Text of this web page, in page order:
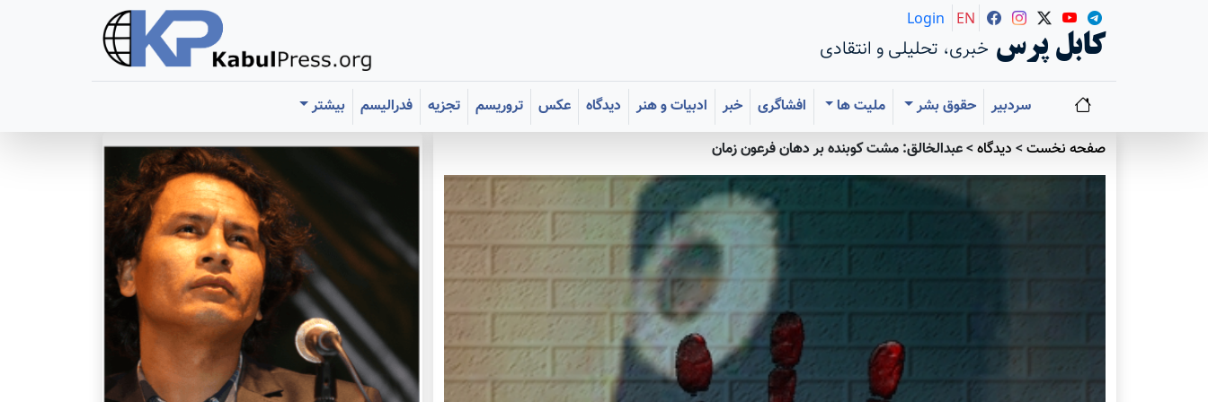
کابل پرس خبری، تحلیلی و انتقادی
Login EN
سردبیر حقوق بشر ملیت ها افشاگری خبر ادبیات و هنر دیدگاه عکس تروریسم تجزیه فدرالیسم
بیشتر
صفحه نخست> دیدگاه>عبدالخالق: مشت کوبنده بر دهان فرعون زمان